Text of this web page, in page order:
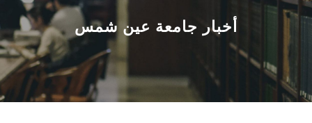
القطاعـات
الشئون الأكاديمية
البحث العلمي
أخبار جامعة عين شمس